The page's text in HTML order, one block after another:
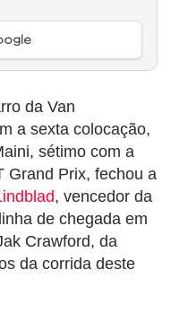
da Van
a sexta colocação,
sétimo com a
Grand Prix, fechou a
, vencedor da
de chegada em
Crawford, da
da corrida deste